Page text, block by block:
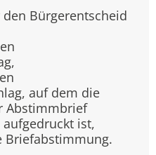
Bürgerentscheid
auf dem die
Abstimmbrief
ist,
Briefabstimmung.